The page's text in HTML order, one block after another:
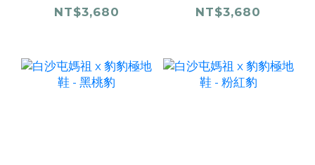
NT$3,680 NT$3,680